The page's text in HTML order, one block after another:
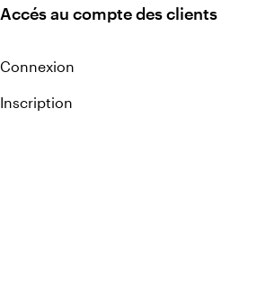
Accés au compte des clients
Connexion
Inscription